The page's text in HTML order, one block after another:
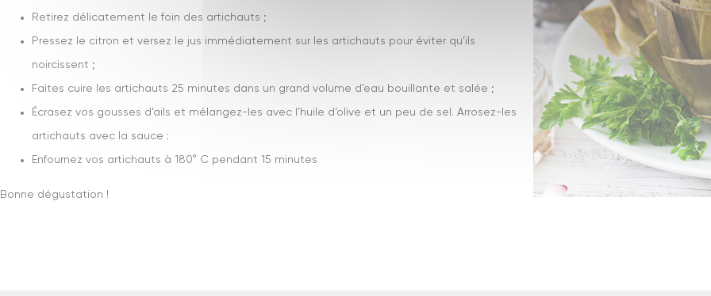
Retirez délicatement le foin des artichauts ;
Pressez le citron et versez le jus immédiatement sur les artichauts pour éviter qu’ils
noircissent ;
Faites cuire les artichauts 25 minutes dans un grand volume d’eau bouillante et salée ;
Écrasez vos gousses d’ails et mélangez-les avec l’huile d’olive et un peu de sel. Arrosez-les
artichauts avec la sauce :
Enfournez vos artichauts à 180° C pendant 15 minutes
Bonne dégustation !